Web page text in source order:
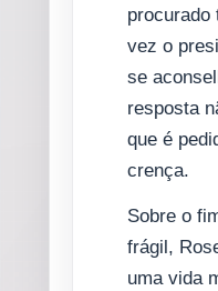
procurado
vez o
se
resposta
que é
crença.
Sobre o
frágil,
uma vida